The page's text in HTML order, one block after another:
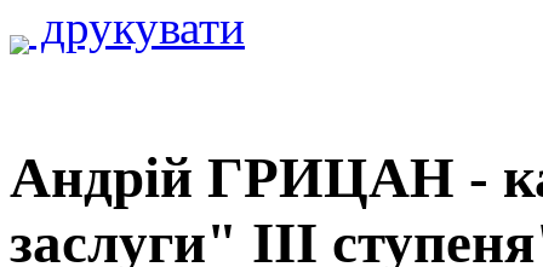
друкувати
Андрій ГРИЦАН -
заслуги" III